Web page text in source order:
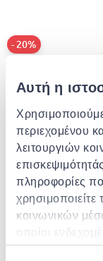
Αυτή η
περιεχομένου
λειτουργιών
πληροφορίες
χρησιμοποιείτε
κοινωνικών
οποίοι
πληροφορίες
STEFANPLAST
Stefanplast transport
- 20%